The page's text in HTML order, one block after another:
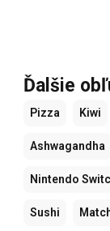
Ďalšie
Pizza Kiwi
Ashwagandha
Nintendo
Sushi